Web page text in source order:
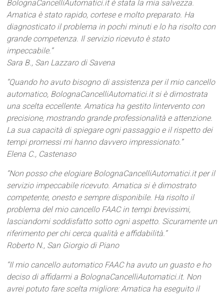
BolognaCancelliAutomatici.it è stata la mia salvezza.
Amatica è stato rapido, cortese e molto preparato. Ha
diagnosticato il problema in pochi minuti e lo ha risolto con
grande competenza. Il servizio ricevuto è stato
impeccabile.”
Sara B., San Lazzaro di Savena
“Quando ho avuto bisogno di assistenza per il mio cancello
automatico, BolognaCancelliAutomatici.it si è dimostrata
una scelta eccellente. Amatica ha gestito lintervento con
precisione, mostrando grande professionalità e attenzione.
La sua capacità di spiegare ogni passaggio e il rispetto dei
tempi promessi mi hanno davvero impressionato.”
Elena C., Castenaso
“Non posso che elogiare BolognaCancelliAutomatici.it per il
servizio impeccabile ricevuto. Amatica si è dimostrato
competente, onesto e sempre disponibile. Ha risolto il
problema del mio cancello FAAC in tempi brevissimi,
lasciandomi soddisfatto sotto ogni aspetto. Sicuramente un
riferimento per chi cerca qualità e affidabilità.”
Roberto N., San Giorgio di Piano
“Il mio cancello automatico FAAC ha avuto un guasto e ho
deciso di affidarmi a BolognaCancelliAutomatici.it. Non
avrei potuto fare scelta migliore: Amatica ha eseguito il